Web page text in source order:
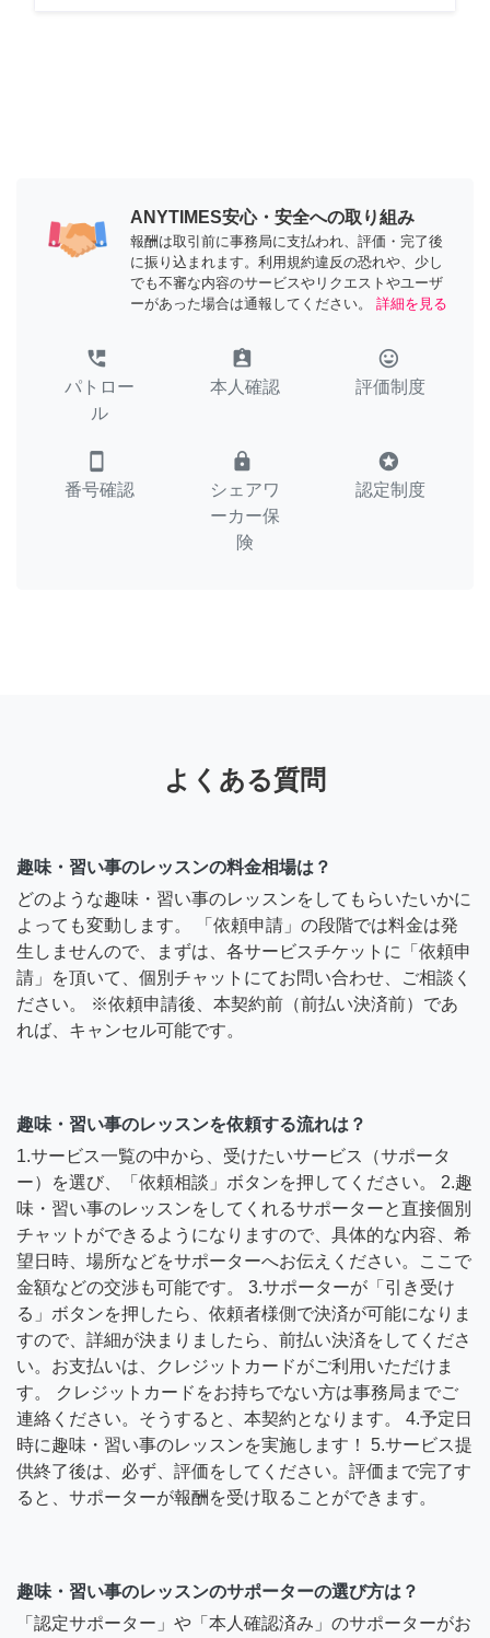
ANYTIMES安心・安全への取り組み
報酬は取引前に事務局に支払われ、評価・完了後
に振り込まれます。利用規約違反の恐れや、少し
でも不審な内容のサービスやリクエストやユーザ
ーがあった場合は通報してください。
詳細を見る
perm_phone_msg
パトロー
ル
assignment_ind
本人確認
tag_faces
評価制度
smartphone
番号確認
lock
シェアワ
ーカー保
険
stars
認定制度
よくある質問
趣味・習い事のレッスンの料金相場は？
どのような趣味・習い事のレッスンをしてもらいたいかに
よっても変動します。 「依頼申請」の段階では料金は発
生しませんので、まずは、各サービスチケットに「依頼申
請」を頂いて、個別チャットにてお問い合わせ、ご相談く
ださい。 ※依頼申請後、本契約前（前払い決済前）であ
れば、キャンセル可能です。
趣味・習い事のレッスンを依頼する流れは？
1.サービス一覧の中から、受けたいサービス（サポータ
ー）を選び、「依頼相談」ボタンを押してください。 2.趣
味・習い事のレッスンをしてくれるサポーターと直接個別
チャットができるようになりますので、具体的な内容、希
望日時、場所などをサポーターへお伝えください。ここで
金額などの交渉も可能です。 3.サポーターが「引き受け
る」ボタンを押したら、依頼者様側で決済が可能になりま
すので、詳細が決まりましたら、前払い決済をしてくださ
い。お支払いは、クレジットカードがご利用いただけま
す。 クレジットカードをお持ちでない方は事務局までご
連絡ください。そうすると、本契約となります。 4.予定日
時に趣味・習い事のレッスンを実施します！ 5.サービス提
供終了後は、必ず、評価をしてください。評価まで完了す
ると、サポーターが報酬を受け取ることができます。
趣味・習い事のレッスンのサポーターの選び方は？
「認定サポーター」や「本人確認済み」のサポーターがお